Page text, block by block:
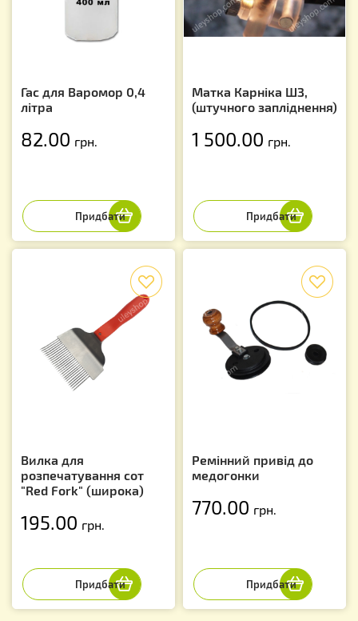
Гас для Варомор 0,4
літра
82.00 грн.
Матка Карніка ШЗ,
(штучного запліднення)
1 500.00 грн.
Вилка для
розпечатування сот
"Red Fork" (широка)
195.00 грн.
Ремінний привід до
медогонки
770.00 грн.